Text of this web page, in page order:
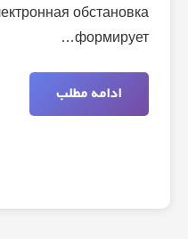
обстановка
формирует…
ادامه مطلب